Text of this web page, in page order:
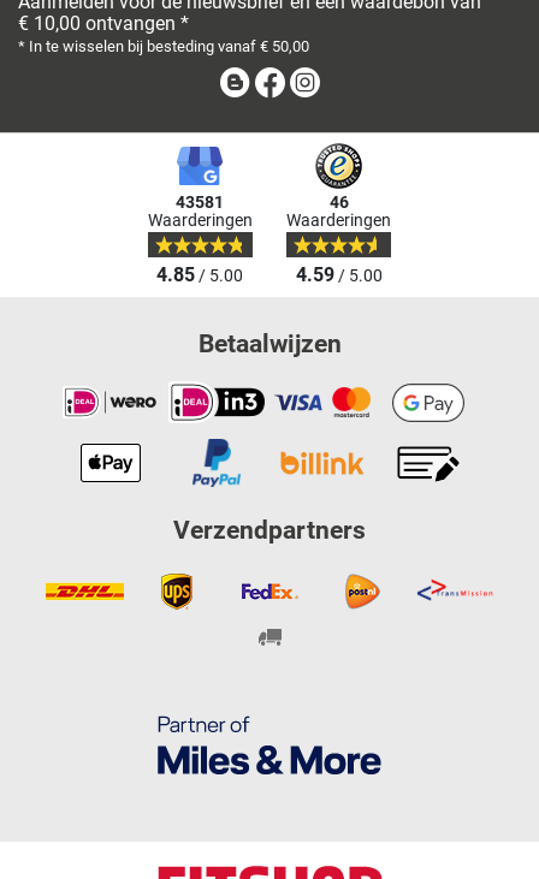
€ 10,00 ontvangen *
* In te wisselen bij besteding vanaf € 50,00
BlogFacebook
43581
Waarderingen
4.85/ 5.00
46
Waarderingen
4.59/ 5.00
Betaalwijzen
Verzendpartners